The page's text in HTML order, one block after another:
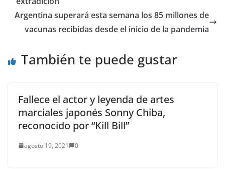
(CIDH) realiza en…
Argentina superará esta semana los 85 millones de
vacunas recibidas desde el inicio de la pandemia
También te puede gustar
Fallece el actor y leyenda de artes
marciales japonés Sonny Chiba,
reconocido por “Kill Bill”
agosto 19, 2021 0